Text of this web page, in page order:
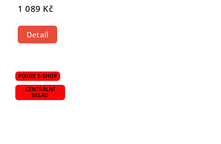
1 089 Kč
Detail
POUZE E-SHOP
CENTRÁLNÍ
SKLAD